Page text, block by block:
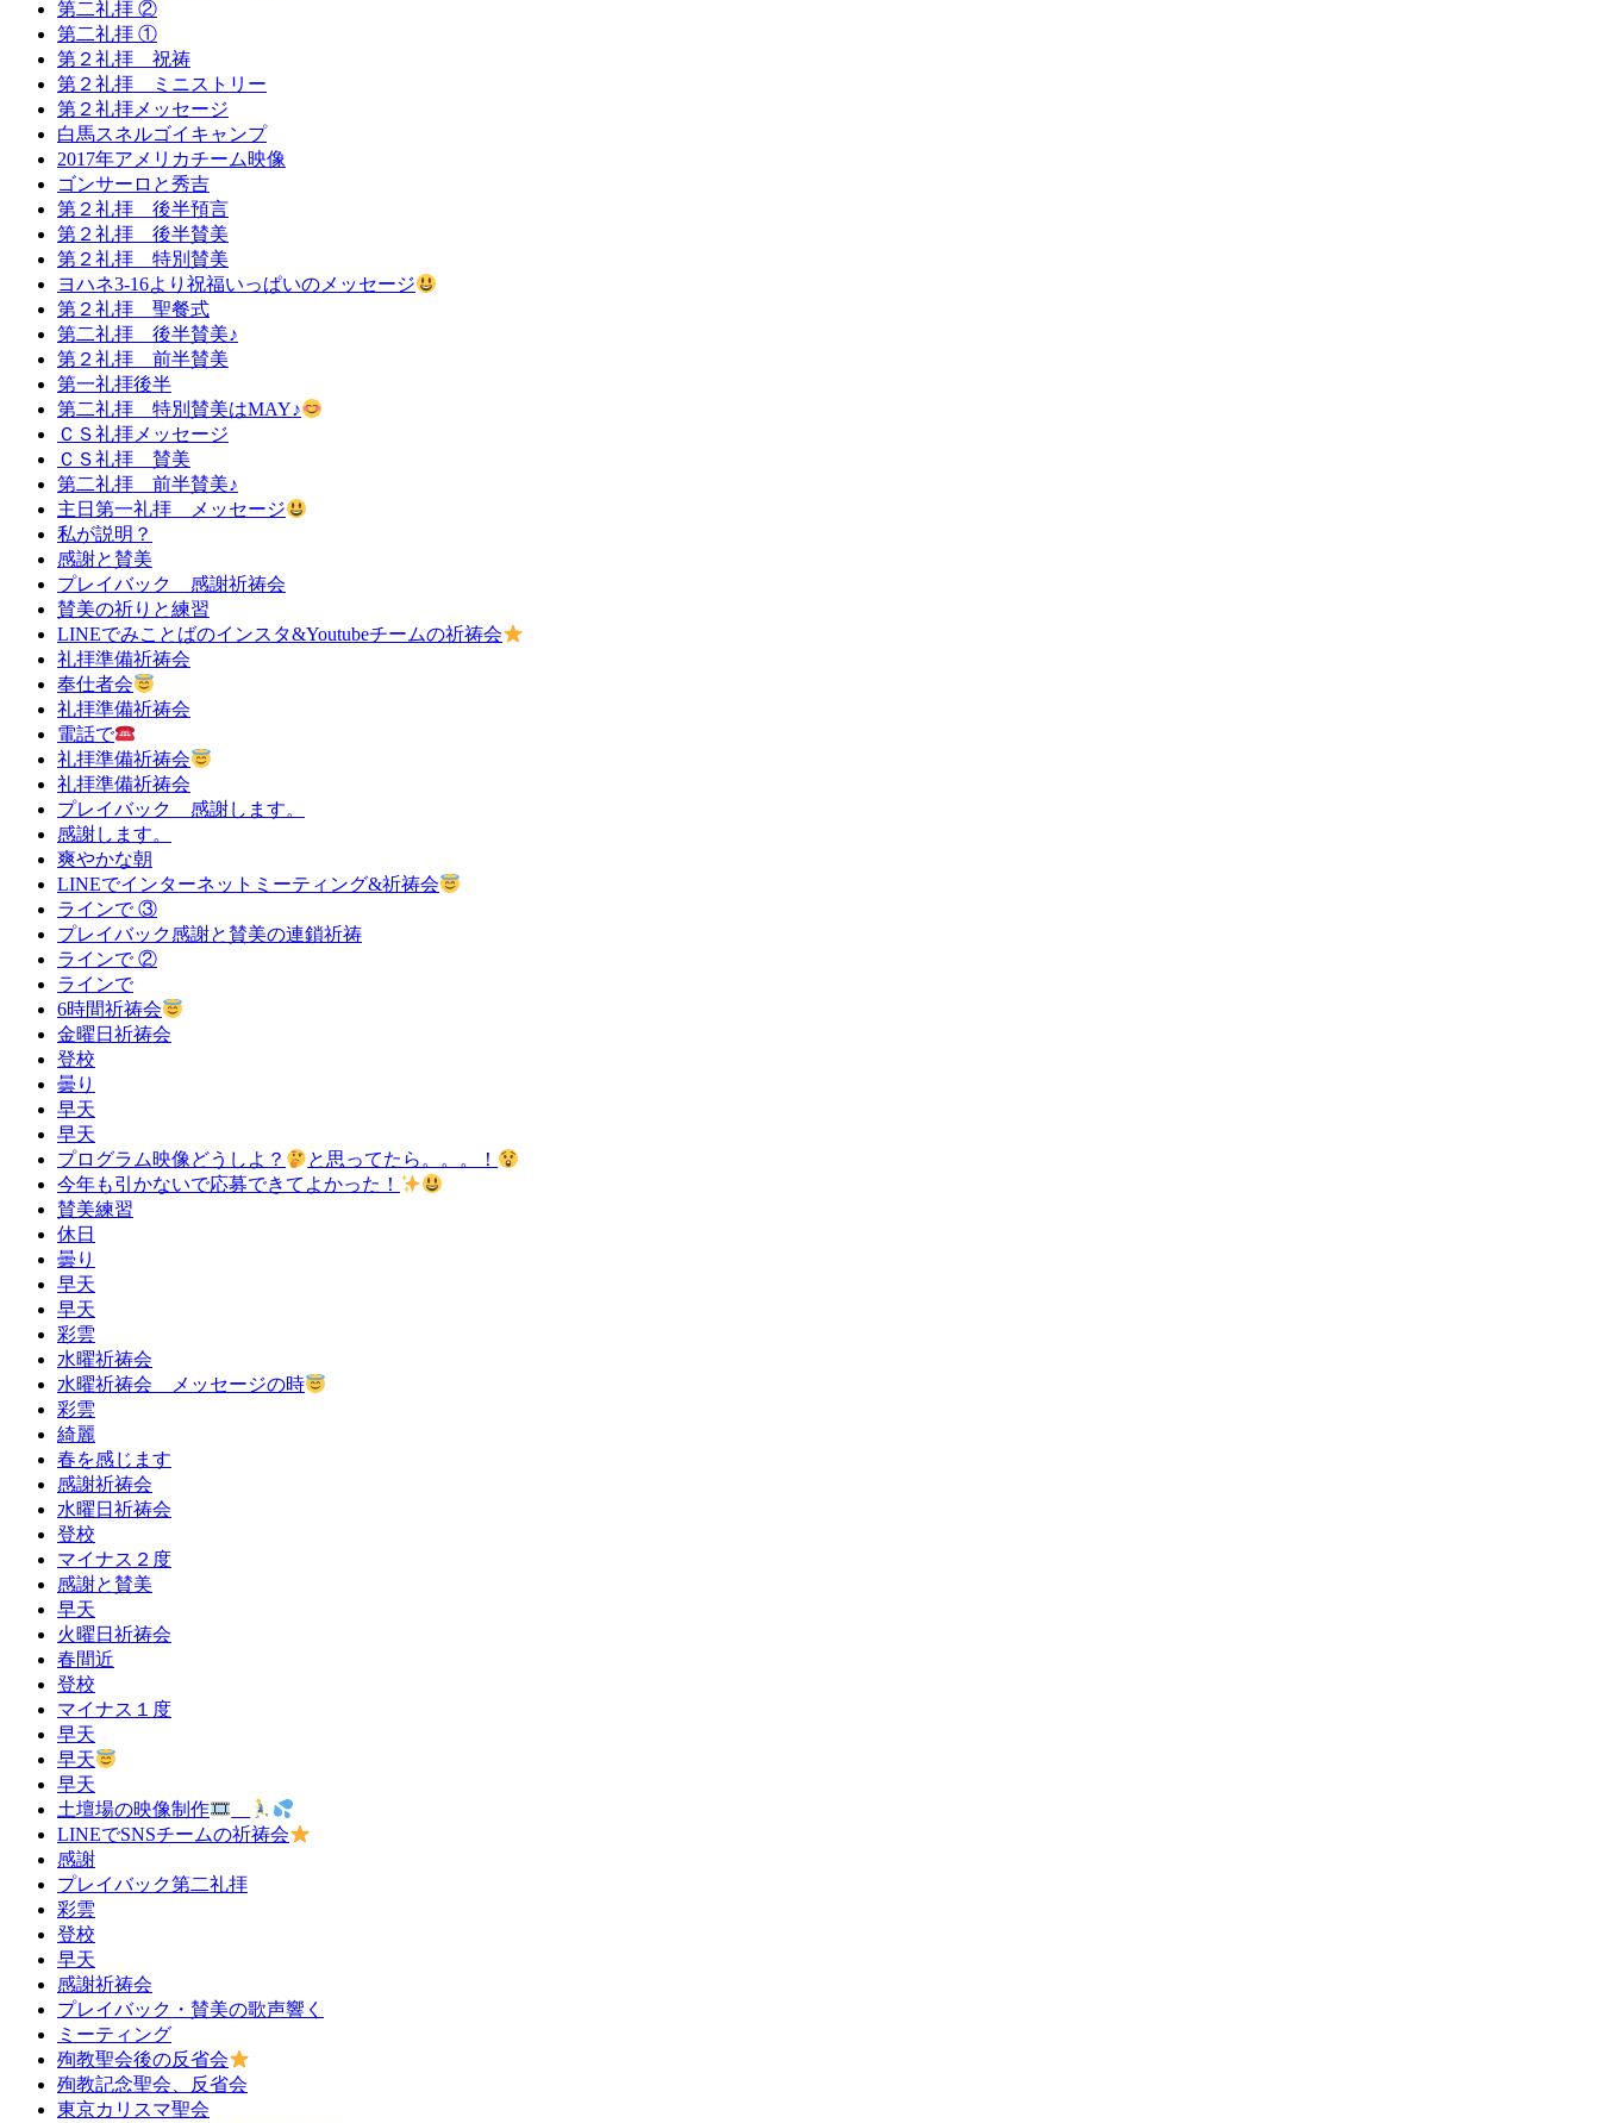
第二礼拝 ②
第二礼拝 ①
第２礼拝 祝祷
第２礼拝 ミニストリー
第２礼拝メッセージ
白馬スネルゴイキャンプ
2017年アメリカチーム映像
ゴンサーロと秀吉
第２礼拝 後半預言
第２礼拝 後半賛美
第２礼拝 特別賛美
ヨハネ3-16より祝福いっぱいのメッセージ
第２礼拝 聖餐式
第二礼拝 後半賛美♪
第２礼拝 前半賛美
第一礼拝後半
第二礼拝 特別賛美はMAY♪
ＣＳ礼拝メッセージ
ＣＳ礼拝 賛美
第二礼拝 前半賛美♪
主日第一礼拝 メッセージ
私が説明？
感謝と賛美
プレイバック 感謝祈祷会
賛美の祈りと練習
LINEでみことばのインスタ&Youtubeチームの祈祷会
礼拝準備祈祷会
奉仕者会
礼拝準備祈祷会
電話で
礼拝準備祈祷会
礼拝準備祈祷会
プレイバック 感謝します。
感謝します。
爽やかな朝
LINEでインターネットミーティング&祈祷会
ラインで ③
プレイバック感謝と賛美の連鎖祈祷
ラインで ②
ラインで
6時間祈祷会
金曜日祈祷会
登校
曇り
早天
早天
プログラム映像どうしよ？
と思ってたら。。。！
今年も引かないで応募できてよかった！
賛美練習
休日
曇り
早天
早天
彩雲
水曜祈祷会
水曜祈祷会 メッセージの時
彩雲
綺麗
春を感じます
感謝祈祷会
水曜日祈祷会
登校
マイナス２度
感謝と賛美
早天
火曜日祈祷会
春間近
登校
マイナス１度
早天
早天
早天
土壇場の映像制作
LINEでSNSチームの祈祷会
感謝
プレイバック第二礼拝
彩雲
登校
早天
感謝祈祷会
プレイバック・賛美の歌声響く
ミーティング
殉教聖会後の反省会
殉教記念聖会、反省会
東京カリスマ聖会